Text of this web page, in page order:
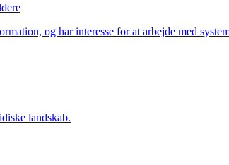
og har interesse for at arbejde med
landskab.